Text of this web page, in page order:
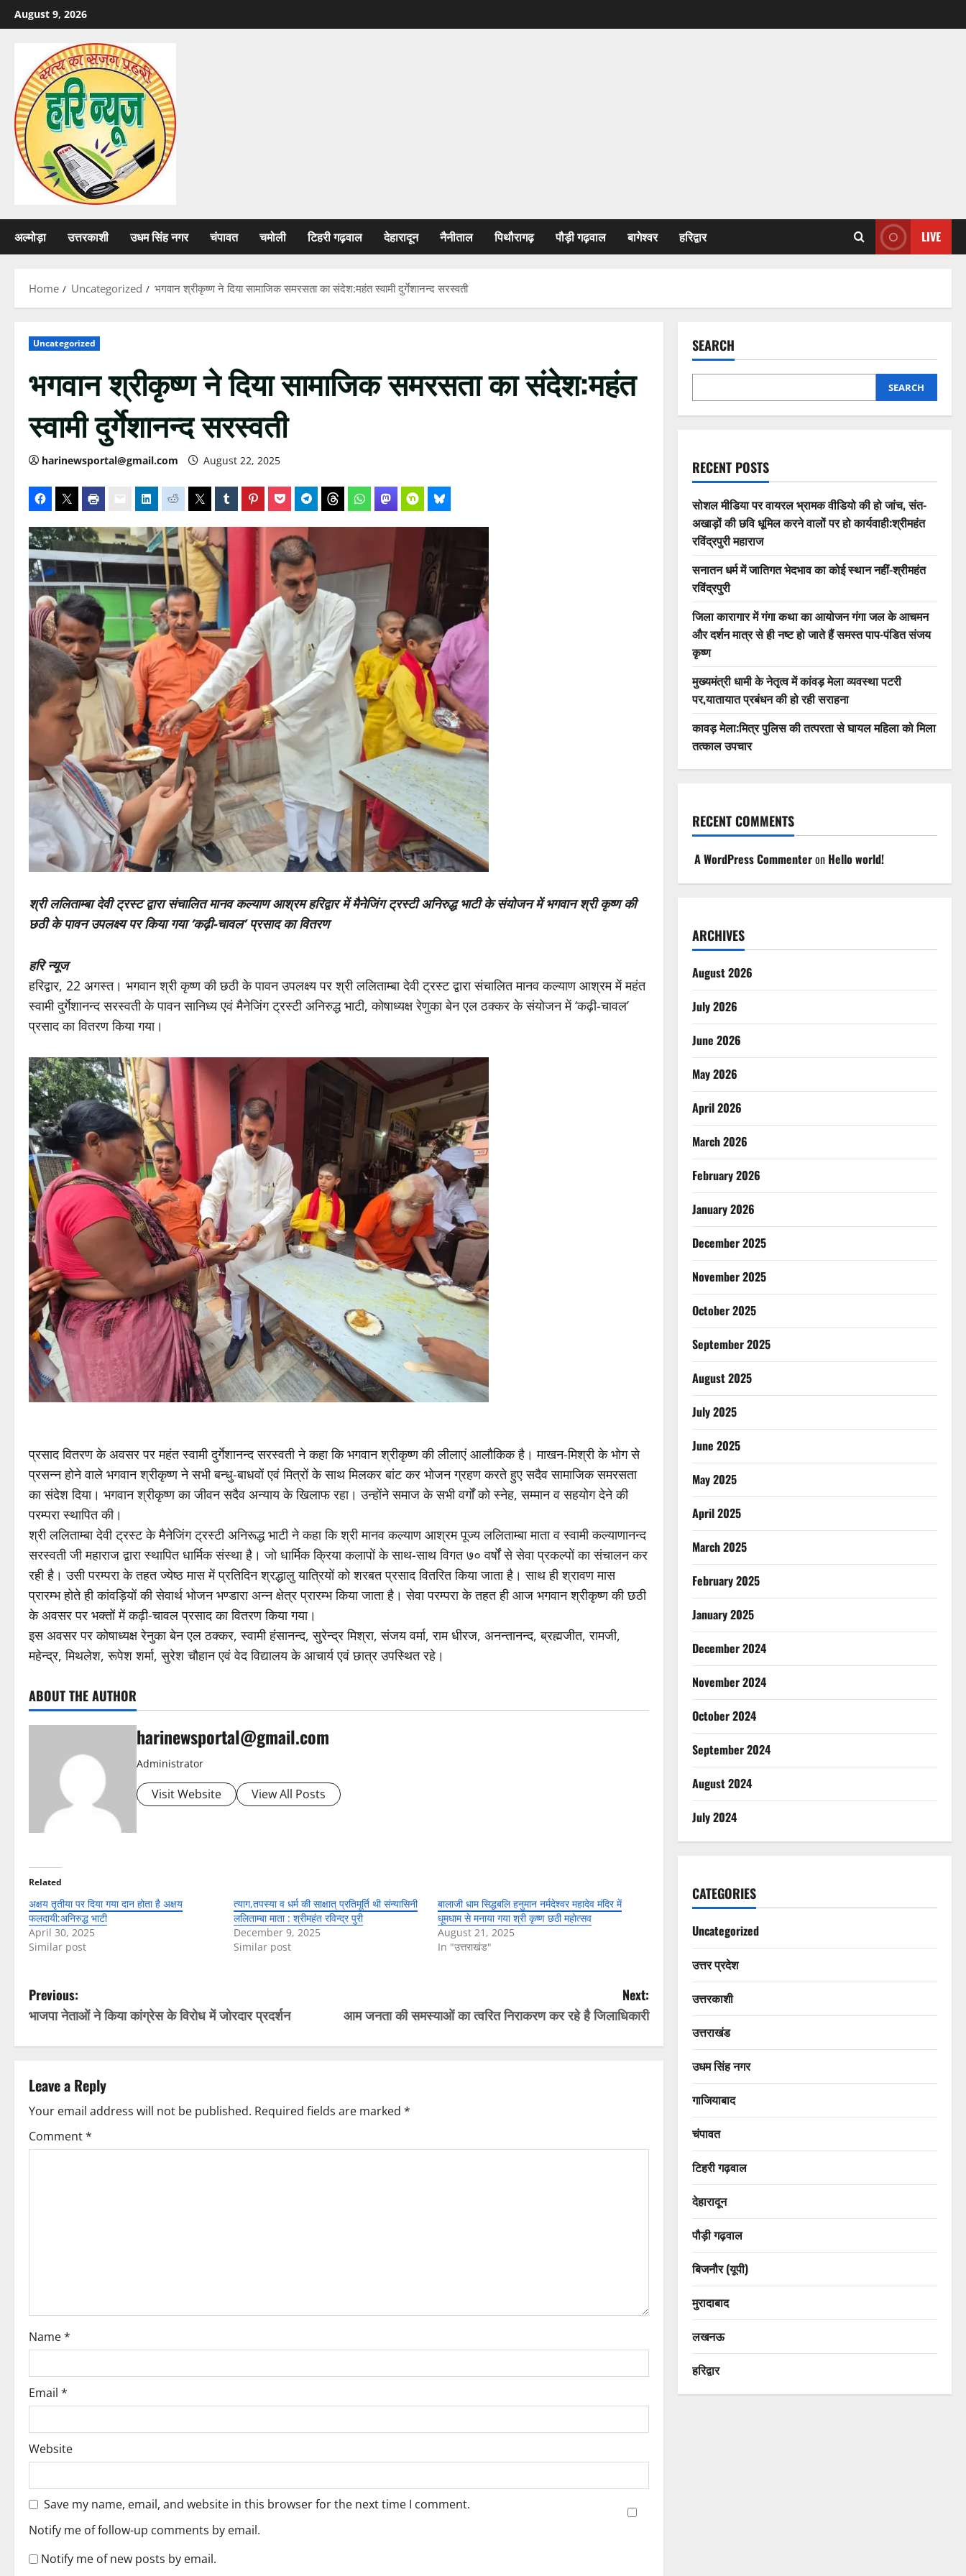
Skip
to
August 9, 2026
अल्मोड़ा उत्तरकाशी उधम सिंह नगर चंपावत चमोली टिहरी गढ़वाल देहारादून नैनीताल पिथौरागढ़ पौड़ी गढ़वाल बागेश्वर हरिद्वार LIVE
Home Uncategorized भगवान श्रीकृष्ण ने दिया सामाजिक समरसता का संदेश:महंत स्वामी दुर्गेशानन्द सरस्वती
Uncategorized
भगवान श्रीकृष्ण ने दिया सामाजिक समरसता का संदेश:महंत
स्वामी दुर्गेशानन्द सरस्वती
harinewsportal@gmail.com August 22, 2025
श्री ललिताम्बा देवी ट्रस्ट द्वारा संचालित मानव कल्याण आश्रम हरिद्वार में मैनेजिंग ट्रस्टी अनिरुद्ध भाटी के संयोजन में भगवान श्री कृष्ण की
छठी के पावन उपलक्ष्य पर किया गया ‘कढ़ी-चावल’ प्रसाद का वितरण
हरि न्यूज
हरिद्वार, 22 अगस्त। भगवान श्री कृष्ण की छठी के पावन उपलक्ष्य पर श्री ललिताम्बा देवी ट्रस्ट द्वारा संचालित मानव कल्याण आश्रम में महंत
स्वामी दुर्गेशानन्द सरस्वती के पावन सानिध्य एवं मैनेजिंग ट्रस्टी अनिरुद्ध भाटी, कोषाध्यक्ष रेणुका बेन एल ठक्कर के संयोजन में ‘कढ़ी-चावल’
प्रसाद का वितरण किया गया।
प्रसाद वितरण के अवसर पर महंत स्वामी दुर्गेशानन्द सरस्वती ने कहा कि भगवान श्रीकृष्ण की लीलाएं आलौकिक है। माखन-मिश्री के भोग से
प्रसन्न होने वाले भगवान श्रीकृष्ण ने सभी बन्धु-बाधवों एवं मित्रों के साथ मिलकर बांट कर भोजन ग्रहण करते हुए सदैव सामाजिक समरसता
का संदेश दिया। भगवान श्रीकृष्ण का जीवन सदैव अन्याय के खिलाफ रहा। उन्होंने समाज के सभी वर्गों को स्नेह, सम्मान व सहयोग देने की
परम्परा स्थापित की।
श्री ललिताम्बा देवी ट्रस्ट के मैनेजिंग ट्रस्टी अनिरूद्ध भाटी ने कहा कि श्री मानव कल्याण आश्रम पूज्य ललिताम्बा माता व स्वामी कल्याणानन्द
सरस्वती जी महाराज द्वारा स्थापित धार्मिक संस्था है। जो धार्मिक क्रिया कलापों के साथ-साथ विगत ७० वर्षों से सेवा प्रकल्पों का संचालन कर
रही है। उसी परम्परा के तहत ज्येष्ठ मास में प्रतिदिन श्रद्धालु यात्रियों को शरबत प्रसाद वितरित किया जाता है। साथ ही श्रावण मास
प्रारम्भ होते ही कांवड़ियों की सेवार्थ भोजन भण्डारा अन्न क्षेत्र प्रारम्भ किया जाता है। सेवा परम्परा के तहत ही आज भगवान श्रीकृष्ण की छठी
के अवसर पर भक्तों में कढ़ी-चावल प्रसाद का वितरण किया गया।
इस अवसर पर कोषाध्यक्ष रेनुका बेन एल ठक्कर, स्वामी हंसानन्द, सुरेन्द्र मिश्रा, संजय वर्मा, राम धीरज, अनन्तानन्द, ब्रह्मजीत, रामजी,
महेन्द्र, मिथलेश, रूपेश शर्मा, सुरेश चौहान एवं वेद विद्यालय के आचार्य एवं छात्र उपस्थित रहे।
ABOUT THE AUTHOR
harinewsportal@gmail.com
Administrator
Visit Website View All Posts
Related
अक्षय तृतीया पर दिया गया दान होता है अक्षय
फलदायी:अनिरुद्ध भाटी
April 30, 2025
Similar post
त्याग,तपस्या व धर्म की साक्षात् प्रतिमूर्ति थी संन्यासिनी
ललिताम्बा माता : श्रीमहंत रविन्द्र पुरी
December 9, 2025
Similar post
बालाजी धाम सिद्धबलि हनुमान नर्मदेश्वर महादेव मंदिर में
धूमधाम से मनाया गया श्री कृष्ण छठी महोत्सव
August 21, 2025
In "उत्तराखंड"
P
o
s
t
n
a
i
o
n
Previous:
भाजपा नेताओं ने किया कांग्रेस के विरोध में जोरदार प्रदर्शन
Next:
आम जनता की समस्याओं का त्वरित निराकरण कर रहे है जिलाधिकारी
Leave a Reply
Your email address will not be published. Required fields are marked *
Comment*
Name*
Email *
Website
Save my name, email, and website in this browser for the next time I comment.
Notify me of follow-up comments by email.
Notify me of new posts by email.
SEARCH
SEARCH
RECENT POSTS
सोशल मीडिया पर वायरल भ्रामक वीडियो की हो जांच, संत-
अखाड़ों की छवि धूमिल करने वालों पर हो कार्यवाही:श्रीमहंत
रविंद्रपुरी महाराज
सनातन धर्म में जातिगत भेदभाव का कोई स्थान नहीं-श्रीमहंत
रविंद्रपुरी
जिला कारागार में गंगा कथा का आयोजन गंगा जल के आचमन
और दर्शन मात्र से ही नष्ट हो जाते हैं समस्त पाप-पंडित संजय
कृष्ण
मुख्यमंत्री धामी के नेतृत्व में कांवड़ मेला व्यवस्था पटरी
पर,यातायात प्रबंधन की हो रही सराहना
कावड़ मेला:मित्र पुलिस की तत्परता से घायल महिला को मिला
तत्काल उपचार
RECENT COMMENTS
A WordPress Commenteron Hello world!
ARCHIVES
August 2026
July 2026
June 2026
May 2026
April 2026
March 2026
February 2026
January 2026
December 2025
November 2025
October 2025
September 2025
August 2025
July 2025
June 2025
May 2025
April 2025
March 2025
February 2025
January 2025
December 2024
November 2024
October 2024
September 2024
August 2024
July 2024
CATEGORIES
Uncategorized
उत्तर प्रदेश
उत्तरकाशी
उत्तराखंड
उधम सिंह नगर
गाजियाबाद
चंपावत
टिहरी गढ़वाल
देहारादून
पौड़ी गढ़वाल
बिजनौर (यूपी)
मुरादाबाद
लखनऊ
हरिद्वार